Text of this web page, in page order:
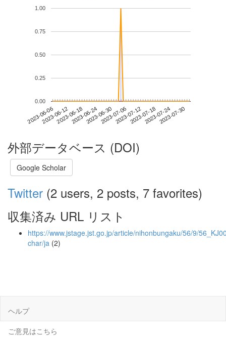
2023-06-062023-06-122023-06-182023-06-242023-06-302023-07-062023-07-122023-07-182023-07-242023-07-30
0.00
0.25
0.50
0.75
1.00
外部データベース (DOI)
Google Scholar
Twitter (2 users, 2 posts, 7 favorites)
収集済み URL リスト
https://www.jstage.jst.go.jp/article/nihonbungaku/56/9/
char/ja (2)
ヘルプ
ご意見はこちら